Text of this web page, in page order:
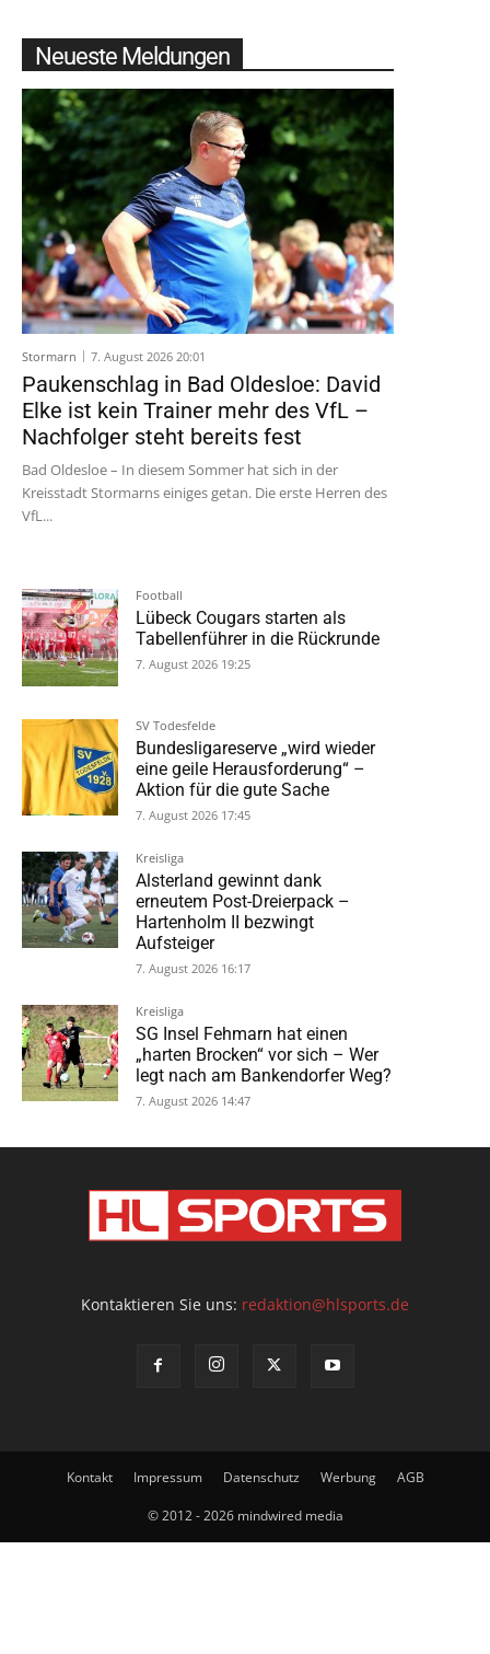
Neueste Meldungen
Stormarn 7. August 2026 20:01
Paukenschlag in Bad Oldesloe: David
Elke ist kein Trainer mehr des VfL –
Nachfolger steht bereits fest
Bad Oldesloe – In diesem Sommer hat sich in der
Kreisstadt Stormarns einiges getan. Die erste Herren des
VfL...
Football
Lübeck Cougars starten als
Tabellenführer in die Rückrunde
7. August 2026 19:25
SV Todesfelde
Bundesligareserve „wird wieder
eine geile Herausforderung“ –
Aktion für die gute Sache
7. August 2026 17:45
Kreisliga
Alsterland gewinnt dank
erneutem Post-Dreierpack –
Hartenholm II bezwingt
Aufsteiger
7. August 2026 16:17
Kreisliga
SG Insel Fehmarn hat einen
„harten Brocken“ vor sich – Wer
legt nach am Bankendorfer Weg?
7. August 2026 14:47
Kontaktieren Sie uns: redaktion@hlsports.de
Kontakt Impressum Datenschutz Werbung AGB
© 2012 - 2026 mindwired media